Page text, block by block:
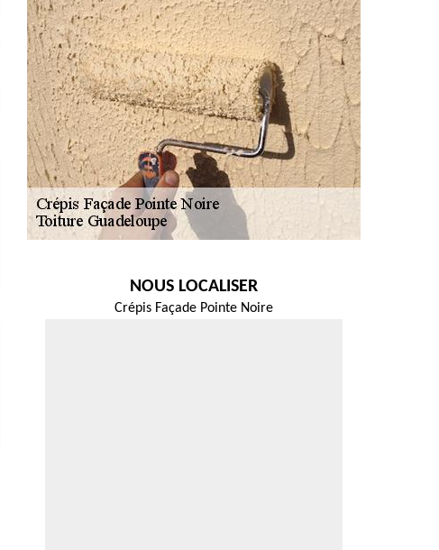
NOUS LOCALISER
Crépis Façade Pointe Noire